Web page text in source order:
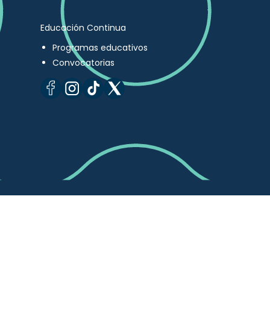
Educación Continua
Programas educativos
Convocatorias